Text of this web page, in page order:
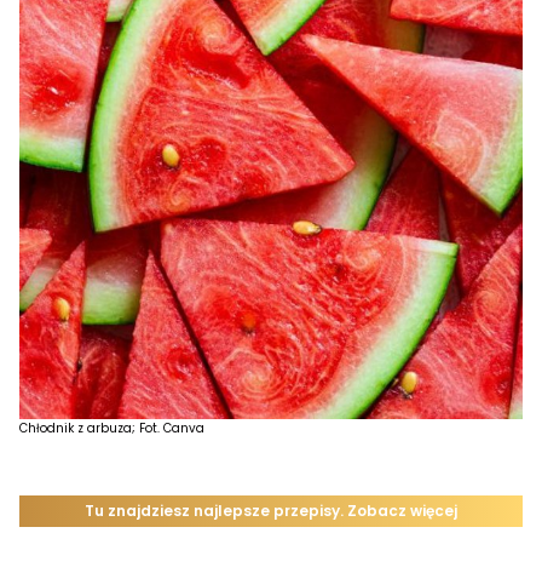
Chłodnik z arbuza; Fot. Canva